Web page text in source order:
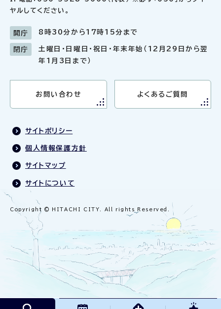
ヤルしてください。
開庁 8時30分から17時15分まで
閉庁
土曜日・日曜日・祝日・年末年始（12月29日から翌
年1月3日まで）
お問い合わせ よくあるご質問
サイトポリシー
個人情報保護方針
サイトマップ
サイトについて
Copyright © HITACHI CITY. All rights Reserved.